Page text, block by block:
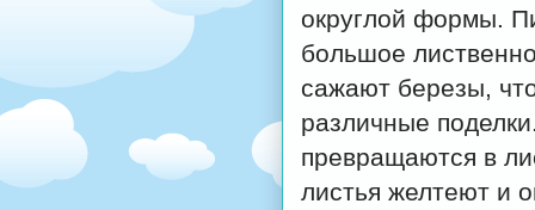
округлой формы.
большое
сажают березы,
различные
превращаются в
листья желтеют и